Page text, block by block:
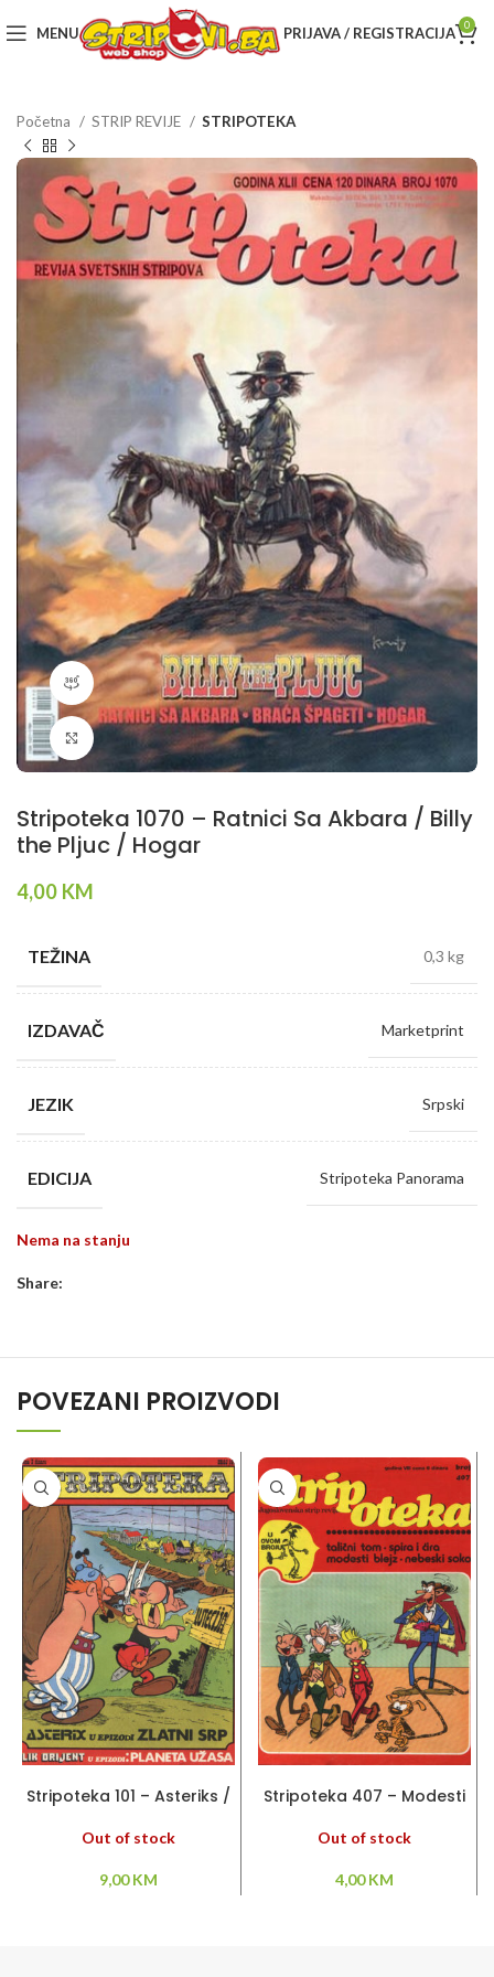
MENU PRIJAVA / REGISTRACIJA 0
Početna STRIP REVIJE STRIPOTEKA
360 product view
Klikni da povečaš
Stripoteka 1070 – Ratnici Sa Akbara / Billy
the Pljuc / Hogar
4,00 KM
TEŽINA 0,3 kg
IZDAVAČ Marketprint
JEZIK Srpski
EDICIJA Stripoteka Panorama
Nema na stanju
Share:
POVEZANI PROIZVODI
Stripoteka 101 – Asteriks /
Out of stock
9,00KM
Stripoteka 407 – Modesti
Nebeski soko
Out of stock
4,00KM